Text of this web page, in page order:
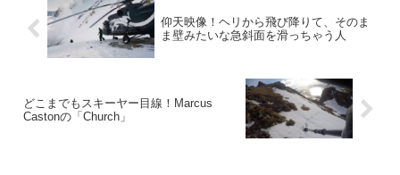
仰天映像！ヘリから飛び降りて、そのま
ま壁みたいな急斜面を滑っちゃう人
どこまでもスキーヤー目線！Marcus
Castonの「Church」